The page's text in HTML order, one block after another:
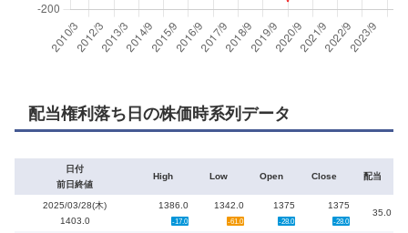
配当権利落ち日の株価時系列データ
日付
前日終値
High Low Open Close 配当
2025/03/28(木)
1403.0
1386.0
-17.0
1342.0
-61.0
1375
-28.0
1375
-28.0
35.0